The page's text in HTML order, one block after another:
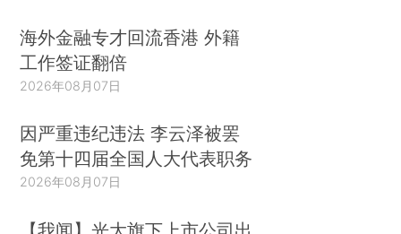
海外金融专才回流香港 外籍
工作签证翻倍
2026年08月07日
因严重违纪违法 李云泽被罢
免第十四届全国人大代表职务
2026年08月07日